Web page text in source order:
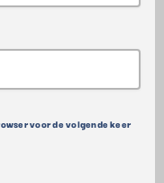
voor de volgende keer